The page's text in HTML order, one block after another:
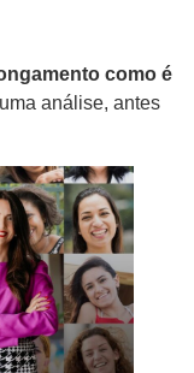
como é
análise, antes